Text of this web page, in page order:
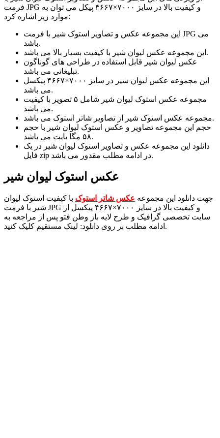
فرمت JPG و کیفیت بالا در سایز ۷۰۰۰×۴۶۶۷ پیکل می توان به
موارد زیر اشاره کرد:
این مجموعه عکس و تصاویر استوک شیر با فرمت JPG می
باشد.
این مجموعه عکس لیوان شیر با کیفیت بسیار بالا می باشد.
عکس لیوان شیر قابل استفاده در طراحی های گوناگون
تبلیغاتی می باشد.
این مجموعه عکس لیوان شیر در سایز ۷۰۰۰×۴۶۶۷ پیکسل
می باشد.
مجموعه عکس استوک لیوان شیر شامل ۵ تصویر با کیفیت
می باشد.
مجموعه عکس استوک شیر از تصاویر شاتر استوک می باشد.
حجم این مجموعه تصاویر و عکس استوک لیوان شیر با حجم
۵۸ مگا بایت می باشد.
دانلود این مجموعه عکس و تصاویر استوک لیوان شیر در یک
فایل zip در ادامه مطلب مقدور می باشد.
عکس استوک لیوان شیر
جهت دانلود این مجموعه عکس شاتر استوک با کیفیت استوک لیوان
شیر با فرمت JPG و کیفیت بالا در سایز ۷۰۰۰×۴۶۶۷ پیکسل از
سایت تخصصی گرافیک و طرح لایه باز وطن فتو پس از مراجعه به
ادامه مطلب بر روی دانلود: لینک مستقیم کلیک کنید.